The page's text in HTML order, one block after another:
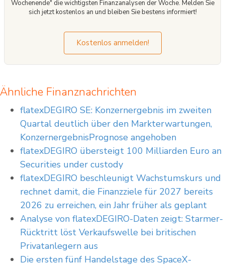
Wochenende" die wichtigsten Finanzanalysen der Woche. Melden Sie
sich jetzt kostenlos an und bleiben Sie bestens informiert!
Kostenlos anmelden!
Ähnliche Finanznachrichten
flatexDEGIRO SE: Konzernergebnis im zweiten
Quartal deutlich über den Markterwartungen,
KonzernergebnisPrognose angehoben
flatexDEGIRO übersteigt 100 Milliarden Euro an
Securities under custody
flatexDEGIRO beschleunigt Wachstumskurs und
rechnet damit, die Finanzziele für 2027 bereits
2026 zu erreichen, ein Jahr früher als geplant
Analyse von flatexDEGIRO-Daten zeigt: Starmer-
Rücktritt löst Verkaufswelle bei britischen
Privatanlegern aus
Die ersten fünf Handelstage des SpaceX-